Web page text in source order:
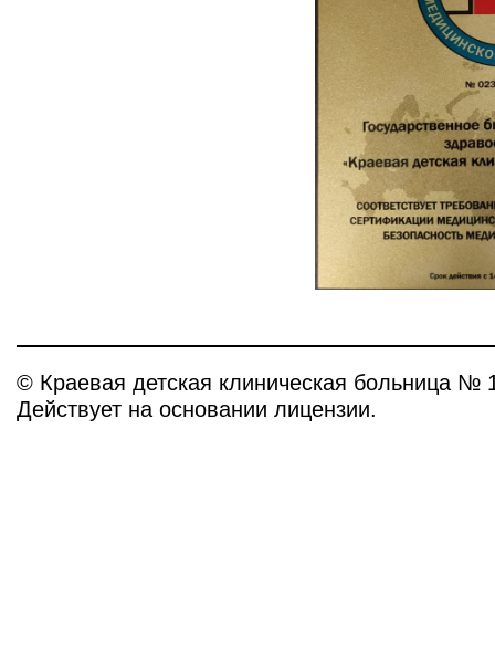
© Краевая детская клиническая больница №
Действует на основании лицензии.